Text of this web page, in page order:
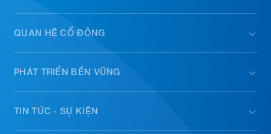
QUAN HỆ CỔ ĐÔNG
PHÁT TRIỂN BỀN VỮNG
TIN TỨC - SỰ KIỆN